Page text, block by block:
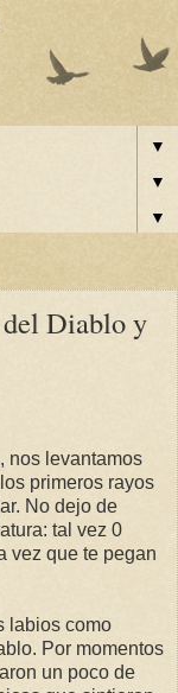
▼
▼
▼
Diablo y
nos levantamos
primeros rayos
No dejo de
tal vez 0
vez que te pegan
labios como
Por momentos
un poco de